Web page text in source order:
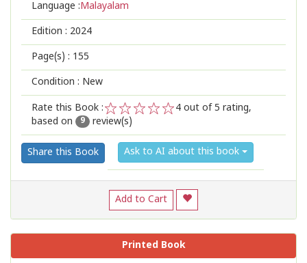
Language :Malayalam
Edition : 2024
Page(s) : 155
Condition : New
Rate this Book :
2
1
4 out of 5 rating,
based on
9 review(s)
Share this Book Ask to AI about this book
Add to Cart
Printed Book